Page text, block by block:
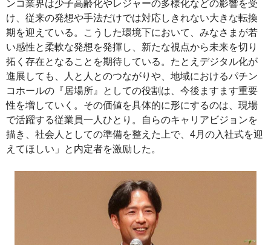
ンコ業界は少子高齢化やレジャーの多様化などの影響を受
け、従来の発想や手法だけでは対応しきれない大きな転換
期を迎えている。こうした環境下において、みなさまが若
い感性と柔軟な発想を発揮し、新たな視点から未来を切り
拓く存在となることを期待している。たとえデジタル化が
進展しても、人と人とのつながりや、地域におけるパチン
コホールの『居場所』としての役割は、今後ますます重要
性を増していく。その価値を具体的に形にするのは、現場
で活躍する従業員一人ひとり。自らのキャリアビジョンを
描き、社会人としての準備を整えた上で、4月の入社式を迎
えてほしい」と内定者を激励した。